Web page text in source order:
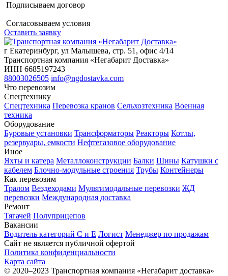
Подписываем договор
Согласовываем условия
Оставить заявку
г Екатеринбург, ул Малышева, стр. 51, офис 4/14
Транспортная компания «Негабарит Доставка»
ИНН 6685197243
88003026505 info@ngdostavka.com
Что перевозим
Спецтехнику
Спецтехника Перевозка кранов Сельхозтехника Военная
техника
Оборудование
Буровые установки Трансформаторы Реакторы Котлы,
резервуары, емкости Нефтегазовое оборудование
Иное
Яхты и катера Металлоконструкции Балки Шины Катушки с
кабелем Блочно-модульные строения Трубы Контейнеры
Как перевозим
Тралом Вездеходами Мультимодальные перевозки ЖД
перевозки Международная доставка
Ремонт
Тягачей Полуприцепов
Вакансии
Водитель категорий С и Е Логист Менеджер по продажам
Сайт не является публичной офертой
Политика конфиденциальности
Карта сайта
© 2020–2023 Транспортная компания «Негабарит доставка»